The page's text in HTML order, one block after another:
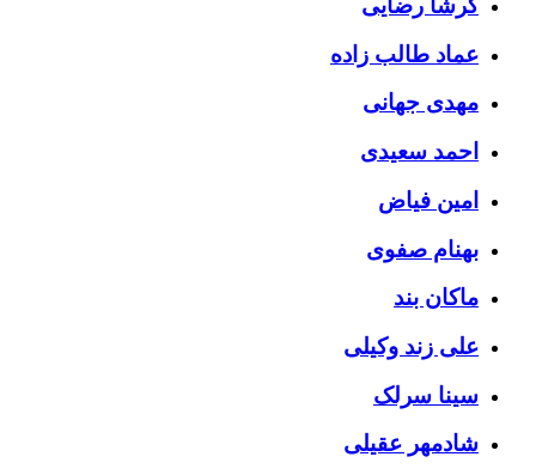
گرشا رضایی
عماد طالب زاده
مهدی جهانی
احمد سعیدی
امین فیاض
بهنام صفوی
ماکان بند
علی زند وکیلی
سینا سرلک
شادمهر عقیلی